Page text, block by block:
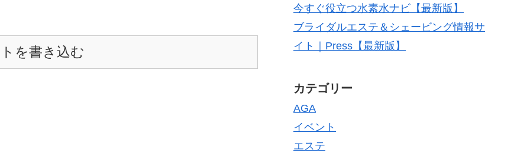
を書き込む
今すぐ役立つ水素水ナビ【最新版】
ブライダルエステ＆シェービング情報サ
イト｜Press【最新版】
カテゴリー
AGA
イベント
エステ